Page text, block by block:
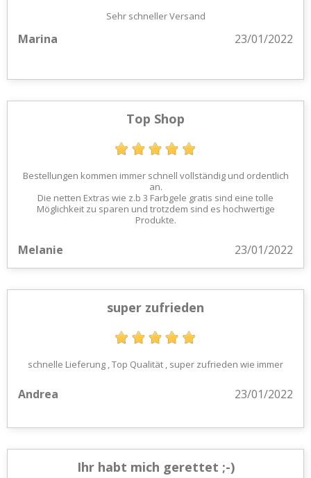
Sehr schneller Versand
Marina 23/01/2022
Top Shop
Bestellungen kommen immer schnell vollständig und ordentlich
an.
Die netten Extras wie z.b 3 Farbgele gratis sind eine tolle
Möglichkeit zu sparen und trotzdem sind es hochwertige
Produkte.
Melanie 23/01/2022
super zufrieden
schnelle Lieferung , Top Qualität , super zufrieden wie immer
Andrea 23/01/2022
Ihr habt mich gerettet ;-)